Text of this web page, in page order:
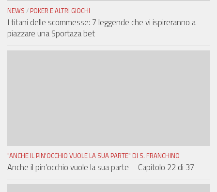
NEWS / POKER E ALTRI GIOCHI
I titani delle scommesse: 7 leggende che vi ispireranno a
piazzare una Sportaza bet
"ANCHE IL PIN'OCCHIO VUOLE LA SUA PARTE" DI S. FRANCHINO
Anche il pin’occhio vuole la sua parte – Capitolo 22 di 37